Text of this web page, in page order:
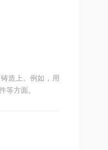
造上。例如，用
等方面。